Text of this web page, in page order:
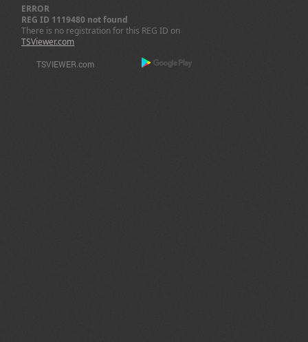
ERROR
REG ID 1119480 not found
There is no registration for this REG ID on
TSViewer.com